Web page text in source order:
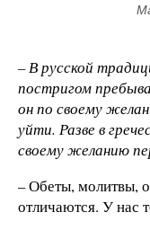
– В русской
постригом
он по своему
уйти. Разве в
своему желанию
– Обеты, молитвы,
отличаются. У нас